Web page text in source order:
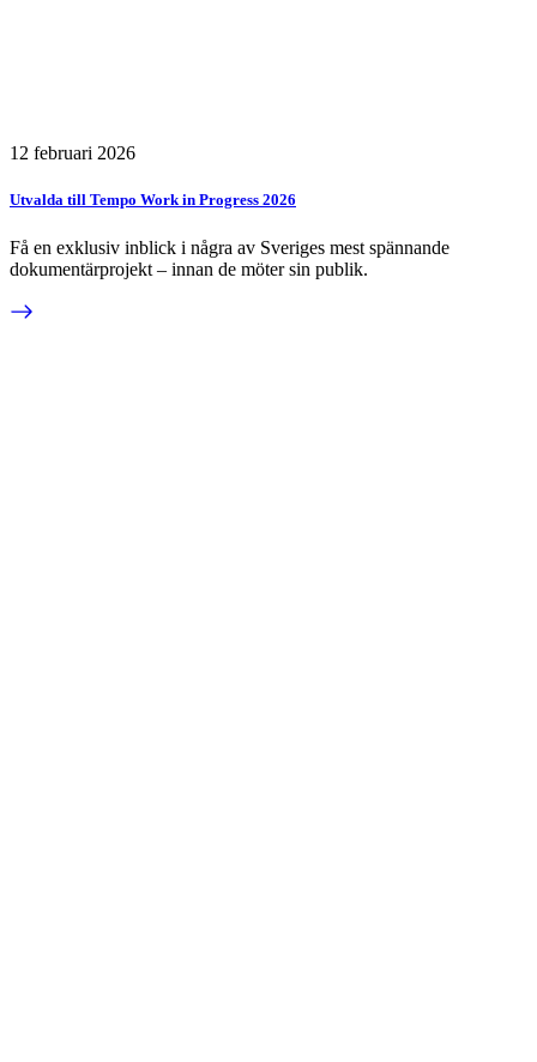
12 februari 2026
Utvalda till Tempo Work in Progress 2026
Få en exklusiv inblick i några av Sveriges mest spännande
dokumentärprojekt – innan de möter sin publik.